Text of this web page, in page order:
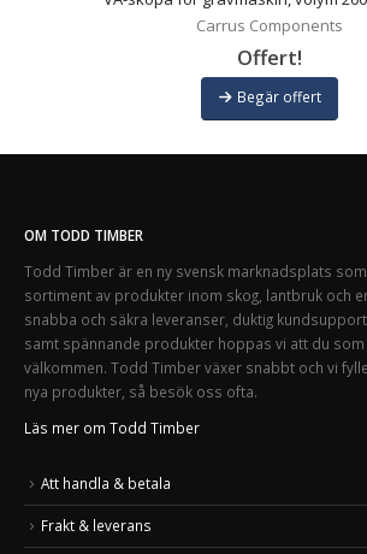
Carrus Components
Offert!
Begär offert
OM TODD TIMBER
Todd Timber är en ny svensk marknadsplats
sortiment av produkter inom skog, lantbruk och
snabba och säkra leveranser, duktig
samt spännande produkter hoppas vi att du som
välkommen. Todd Timber växer snabbt och vi
nya produkter, så besök oss ofta.
Läs mer om Todd Timber
Att handla & betala
Frakt & leverans